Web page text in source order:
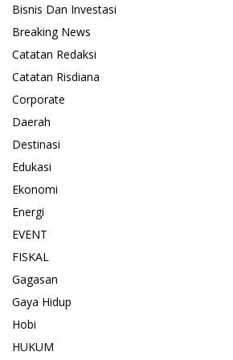
Bisnis Dan Investasi
Breaking News
Catatan Redaksi
Catatan Risdiana
Corporate
Daerah
Destinasi
Edukasi
Ekonomi
Energi
EVENT
FISKAL
Gagasan
Gaya Hidup
Hobi
HUKUM